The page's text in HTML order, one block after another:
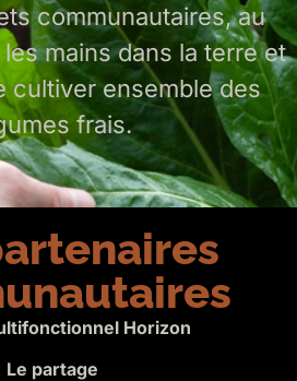
communautaires, au
mains dans la terre et
cultiver ensemble des
frais.
Horizon
Le partage